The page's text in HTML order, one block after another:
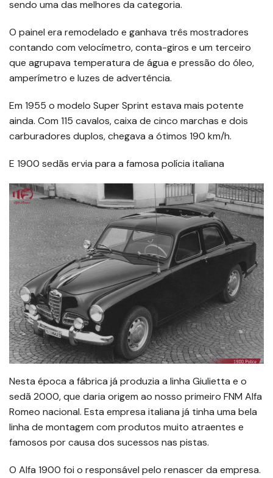
sendo uma das melhores da categoria.
O painel era remodelado e ganhava três mostradores
contando com velocímetro, conta-giros e um terceiro
que agrupava temperatura de água e pressão do óleo,
amperímetro e luzes de advertência.
Em 1955 o modelo Super Sprint estava mais potente
ainda. Com 115 cavalos, caixa de cinco marchas e dois
carburadores duplos, chegava a ótimos 190 km/h.
E 1900 sedãs ervia para a famosa polícia italiana
Nesta época a fábrica já produzia a linha Giulietta e o
sedã 2000, que daria origem ao nosso primeiro FNM Alfa
Romeo nacional. Esta empresa italiana já tinha uma bela
linha de montagem com produtos muito atraentes e
famosos por causa dos sucessos nas pistas.
O Alfa 1900 foi o responsável pelo renascer da empresa.